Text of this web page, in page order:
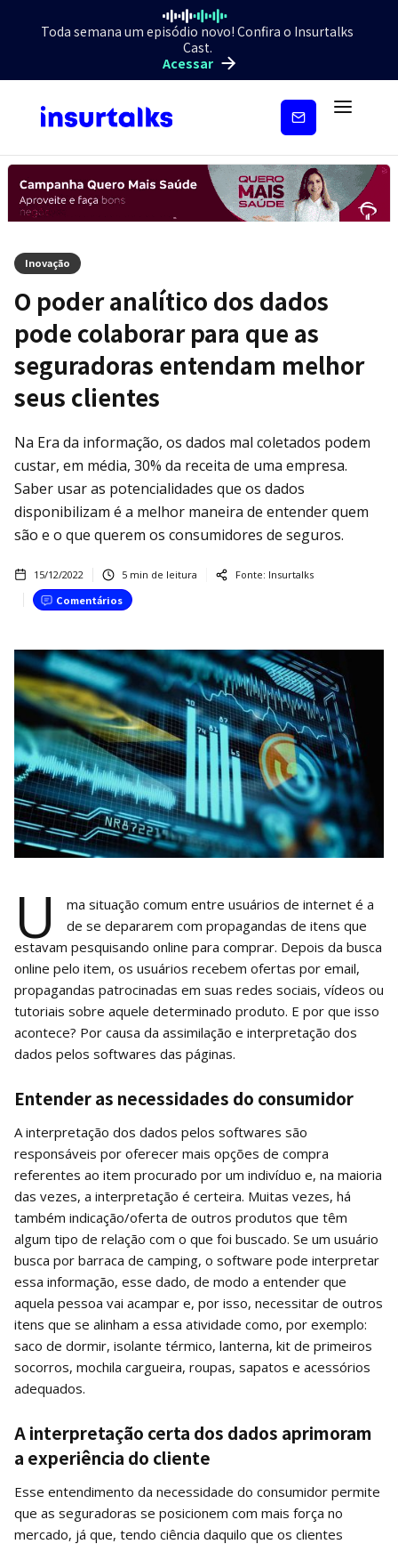
Toda semana um episódio novo! Confira o Insurtalks
Cast.
Acessar
Inscreva-
Inovação
O poder analítico dos dados
pode colaborar para que as
seguradoras entendam melhor
seus clientes
Na Era da informação, os dados mal coletados podem
custar, em média, 30% da receita de uma empresa.
Saber usar as potencialidades que os dados
disponibilizam é a melhor maneira de entender quem
são e o que querem os consumidores de seguros.
15/12/2022 5 min de leitura Fonte: Insurtalks
Comentários
U
ma situação comum entre usuários de internet é a
de se depararem com propagandas de itens que
estavam pesquisando online para comprar. Depois da busca
online pelo item, os usuários recebem ofertas por email,
propagandas patrocinadas em suas redes sociais, vídeos ou
tutoriais sobre aquele determinado produto. E por que isso
acontece? Por causa da assimilação e interpretação dos
dados pelos softwares das páginas.
Entender as necessidades do consumidor
A interpretação dos dados pelos softwares são
responsáveis por oferecer mais opções de compra
referentes ao item procurado por um indivíduo e, na maioria
das vezes, a interpretação é certeira. Muitas vezes, há
também indicação/oferta de outros produtos que têm
algum tipo de relação com o que foi buscado. Se um usuário
busca por barraca de camping, o software pode interpretar
essa informação, esse dado, de modo a entender que
aquela pessoa vai acampar e, por isso, necessitar de outros
itens que se alinham a essa atividade como, por exemplo:
saco de dormir, isolante térmico, lanterna, kit de primeiros
socorros, mochila cargueira, roupas, sapatos e acessórios
adequados.
A interpretação certa dos dados aprimoram
a experiência do cliente
Esse entendimento da necessidade do consumidor permite
que as seguradoras se posicionem com mais força no
mercado, já que, tendo ciência daquilo que os clientes